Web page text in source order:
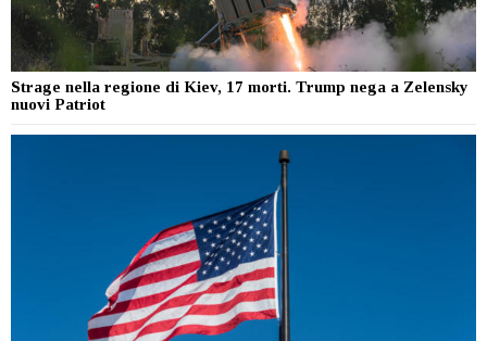
Strage nella regione di Kiev, 17 morti. Trump nega a Zelensky
nuovi Patriot